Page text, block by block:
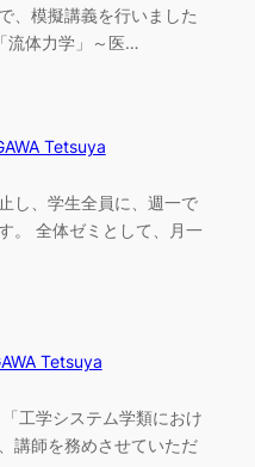
、模擬講義を行いました
流体力学」～医…
Tetsuya
し、学生全員に、週一で
。 全体ゼミとして、月一
Tetsuya
工学システム学類におけ
講師を務めさせていただ